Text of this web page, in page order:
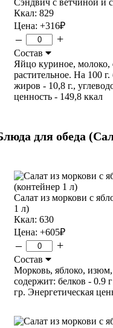
Ккал: 829
Цена: +316₽
– +
Состав
Яйцо куриное, молоко,
растительное. На 100
жиров - 10,8 г.,
ценность - 149,8 ккал
для обеда
Салат из моркови с
1 л)
Ккал: 630
Цена: +605₽
– +
Состав
Морковь, яблоко,
содержит: белков - 0.9
гр. Энергетическая